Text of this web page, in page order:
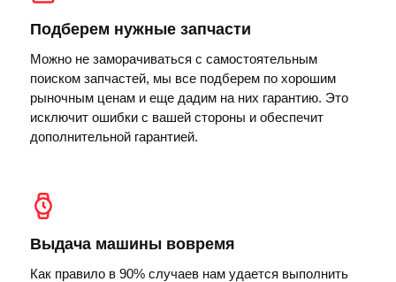
Подберем нужные запчасти
Можно не заморачиваться с самостоятельным
поиском запчастей, мы все подберем по хорошим
рыночным ценам и еще дадим на них гарантию. Это
исключит ошибки с вашей стороны и обеспечит
дополнительной гарантией.
Выдача машины вовремя
Как правило в 90% случаев нам удается выполнить